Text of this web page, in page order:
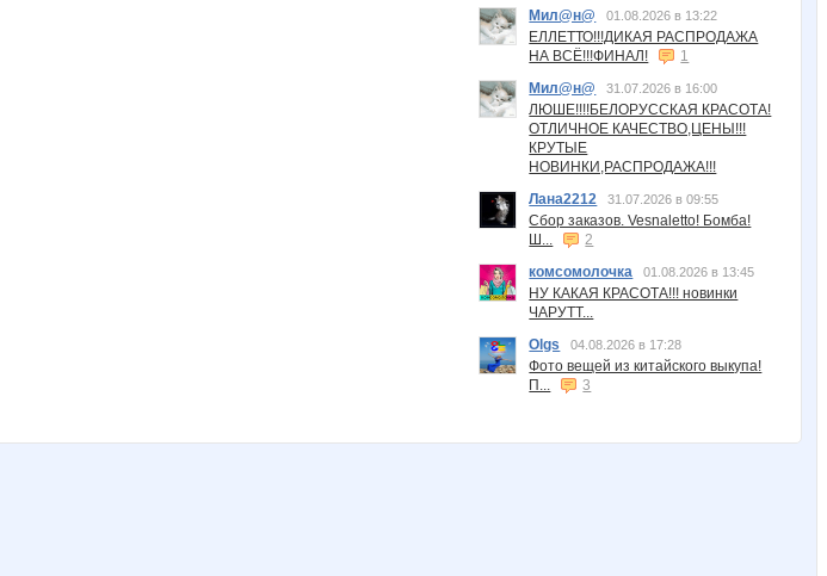
Мил@н@ 01.08.2026 в 13:22
ЕЛЛЕТТО!!!ДИКАЯ РАСПРОДАЖА
НА ВСЁ!!!ФИНАЛ!
1
Мил@н@
31.07.2026 в 16:00
ЛЮШЕ!!!!БЕЛОРУССКАЯ КРАСОТА!
ОТЛИЧНОЕ КАЧЕСТВО,ЦЕНЫ!!!
КРУТЫЕ
НОВИНКИ,РАСПРОДАЖА!!!
Лана2212
31.07.2026 в 09:55
Сбор заказов. Vesnaletto! Бомба!
Ш...
2
комсомолочка
01.08.2026 в 13:45
НУ КАКАЯ КРАСОТА!!! новинки
ЧАРУТТ...
Olgs
04.08.2026 в 17:28
Фото вещей из китайского выкупа!
П...
3